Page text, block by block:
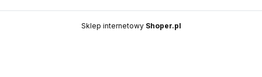
Sklep internetowy Shoper.pl